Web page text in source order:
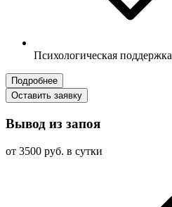
Психологическая поддержка
Подробнее
Оставить заявку
Вывод из запоя
от 3500 руб. в сутки